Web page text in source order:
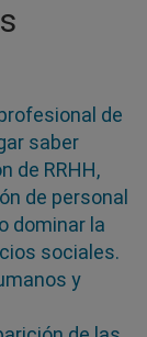
de
saber
de RRHH,
de personal
dominar la
sociales.
y